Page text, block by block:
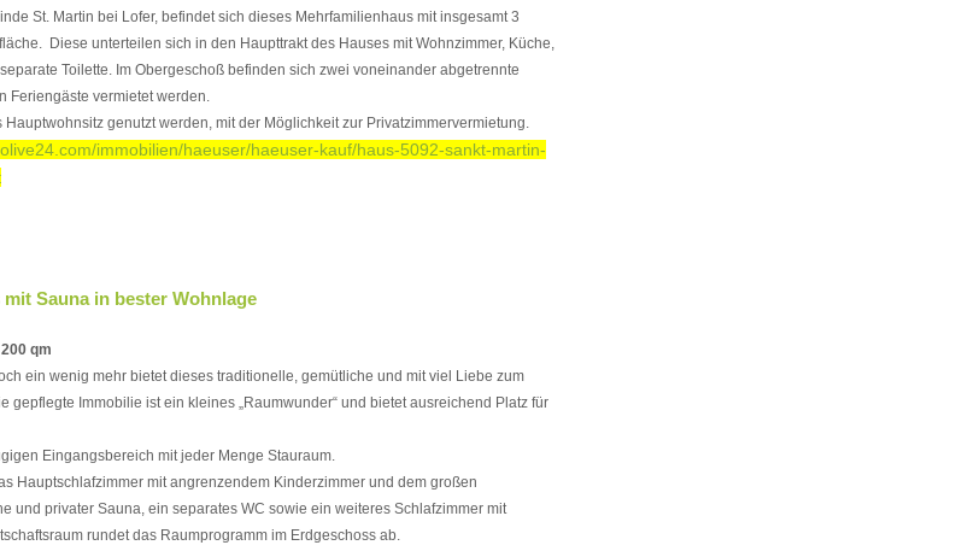
St. Martin bei Lofer, befindet sich dieses Mehrfamilienhaus mit insgesamt 3
Diese unterteilen sich in den Haupttrakt des Hauses mit Wohnzimmer, Küche,
Toilette. Im Obergeschoß befinden sich zwei voneinander abgetrennte
Feriengäste vermietet werden.
genutzt werden, mit der Möglichkeit zur Privatzimmervermietung.
immobilien/haeuser/haeuser-kauf/haus-5092-sankt-martin-
Sauna in bester Wohnlage
qm
ein wenig mehr bietet dieses traditionelle, gemütliche und mit viel Liebe zum
gepflegte Immobilie ist ein kleines „Raumwunder“ und bietet ausreichend Platz für
Eingangsbereich mit jeder Menge Stauraum.
Hauptschlafzimmer mit angrenzendem Kinderzimmer und dem großen
und privater Sauna, ein separates WC sowie ein weiteres Schlafzimmer mit
rundet das Raumprogramm im Erdgeschoss ab.